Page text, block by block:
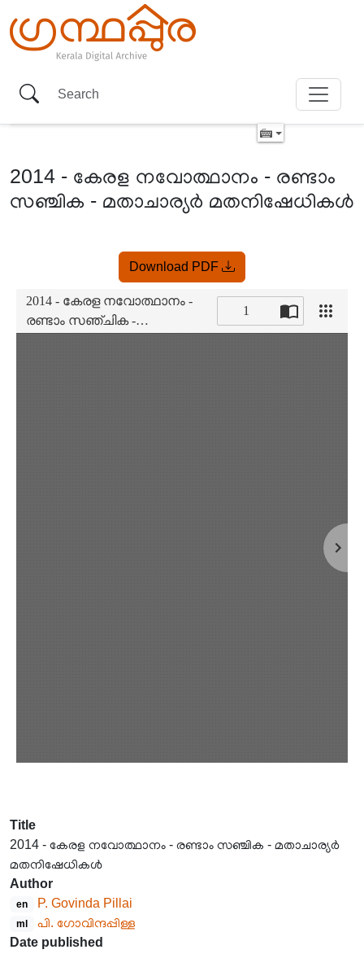
2014 - കേരള നവോത്ഥാനം - രണ്ടാം
സഞ്ചിക - മതാചാര്യർ മതനിഷേധികൾ
Download PDF
Title
2014 - കേരള നവോത്ഥാനം - രണ്ടാം സഞ്ചിക - മതാചാര്യർ
മതനിഷേധികൾ
Author
en P. Govinda Pillai
ml
പി. ഗോവിന്ദപ്പിള്ള
Date published